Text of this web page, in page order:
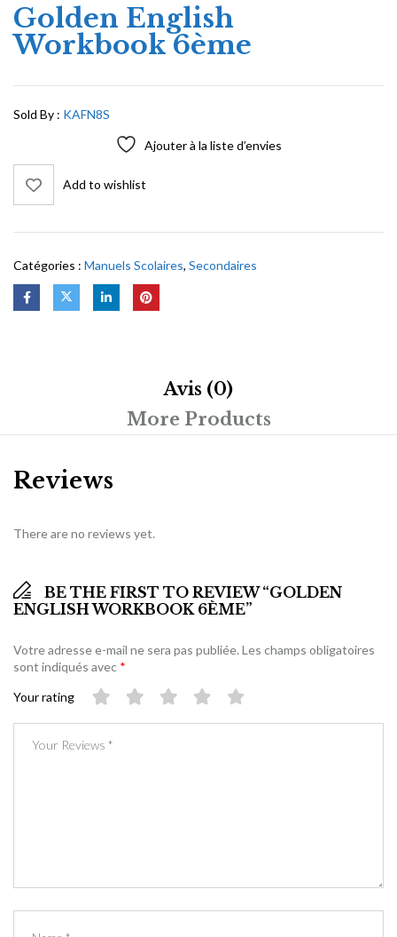
Golden English
Workbook 6ème
Sold By : KAFN8S
Ajouter à la liste d’envies
Add to wishlist
Catégories : Manuels Scolaires, Secondaires
Avis (0)
More Products
Reviews
There are no reviews yet.
BE THE FIRST TO REVIEW “GOLDEN
ENGLISH WORKBOOK 6ÈME”
Votre adresse e-mail ne sera pas publiée.Les champs obligatoires
sont indiqués avec *
Your rating